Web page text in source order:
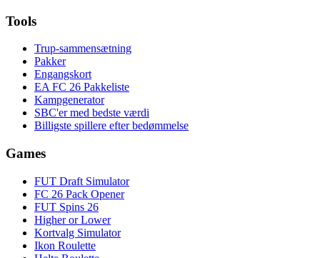
Tools
Trup-sammensætning
Pakker
Engangskort
EA FC 26 Pakkeliste
Kampgenerator
SBC'er med bedste værdi
Billigste spillere efter bedømmelse
Games
FUT Draft Simulator
FC 26 Pack Opener
FUT Spins 26
Higher or Lower
Kortvalg Simulator
Ikon Roulette